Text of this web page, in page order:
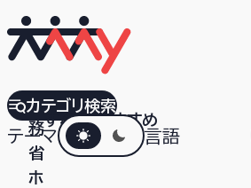
すべておすすめ
テーマダークモード言語
カテゴリ検索
財
務
省
ホ